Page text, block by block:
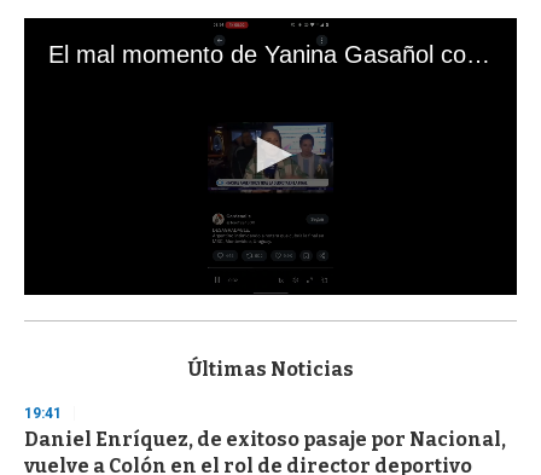
El mal momento de Yanina Gasañol con un hincha argentino en "Subrayado"
s
d
s
o
Últimas Noticias
19:41
Daniel Enríquez, de exitoso pasaje por Nacional,
vuelve a Colón en el rol de director deportivo